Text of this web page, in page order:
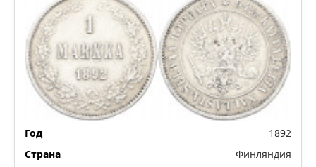
1892
Финляндия